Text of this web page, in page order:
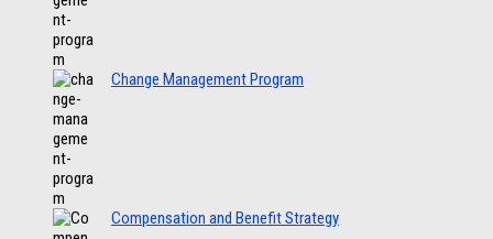
Change Management Program
Compensation and Benefit Strategy